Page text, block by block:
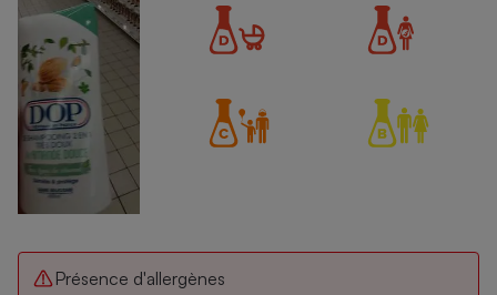
Présence d'allergènes